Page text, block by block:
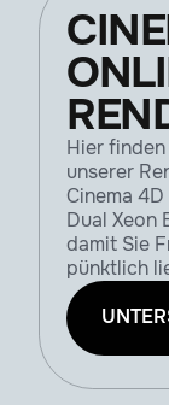
Hier
unserer
Cinema
Dual Xeon
damit Sie
pünktlich